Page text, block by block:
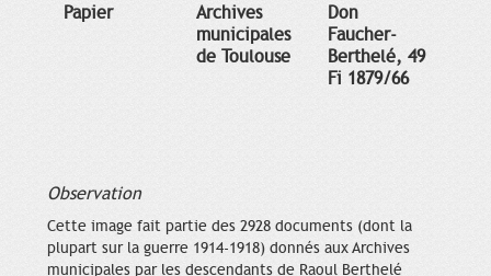
Papier
Archives
municipales
de Toulouse
Don
Faucher-
Berthelé, 49
Fi 1879/66
Observation
Cette image fait partie des 2928 documents (dont la
plupart sur la guerre 1914-1918) donnés aux Archives
municipales par les descendants de Raoul Berthelé